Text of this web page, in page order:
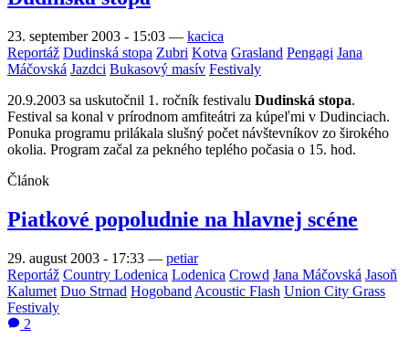
23. september 2003 - 15:03 — kacica
Reportáž Dudinská stopa Zubri Kotva Grasland Pengagi Jana
Máčovská Jazdci Bukasový masív Festivaly
20.9.2003 sa uskutočnil 1. ročník festivalu Dudinská stopa.
Festival sa konal v prírodnom amfiteátri za kúpeľmi v Dudinciach.
Ponuka programu prilákala slušný počet návštevníkov zo širokého
okolia. Program začal za pekného teplého počasia o 15. hod.
Článok
Piatkové popoludnie na hlavnej scéne
29. august 2003 - 17:33 — petiar
Reportáž Country Lodenica Lodenica Crowd Jana Máčovská Jasoň
Kalumet Duo Strnad Hogoband Acoustic Flash Union City Grass
Festivaly
2